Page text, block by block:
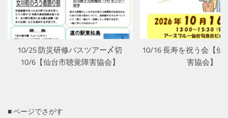
10/25 防災研修バスツアー〆切
10/6【仙台市聴覚障害協会】
10/16 長寿を祝う会【仙
害協会】
■ ページでさがす